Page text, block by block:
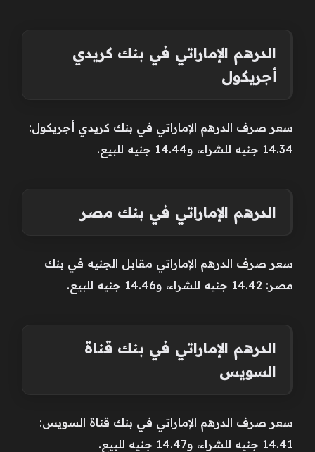
الدرهم الإماراتي في بنك كريدي
أجريكول
سعر صرف الدرهم الإماراتي في بنك كريدي أجريكول:
14.34 جنيه للشراء، و14.44 جنيه للبيع.
الدرهم الإماراتي في بنك مصر
سعر صرف الدرهم الإماراتي مقابل الجنيه في بنك
مصر: 14.42 جنيه للشراء، و14.46 جنيه للبيع.
الدرهم الإماراتي في بنك قناة
السويس
سعر صرف الدرهم الإماراتي في بنك قناة السويس:
14.41 جنيه للشراء، و14.47 جنيه للبيع.